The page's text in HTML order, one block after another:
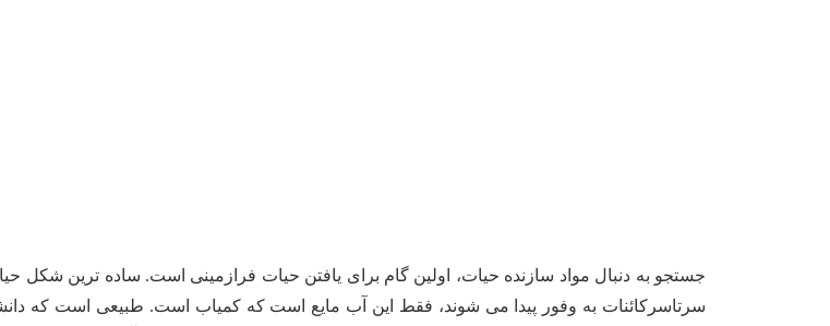
جستجو به دنبال مواد سازنده حیات، اولین گام برای یافتن حیات فرازمینی است. ساده ترین شکل
سرتاسرکائنات به وفور پیدا می شوند، فقط این آب مایع است که کمیاب است. طبیعی است که